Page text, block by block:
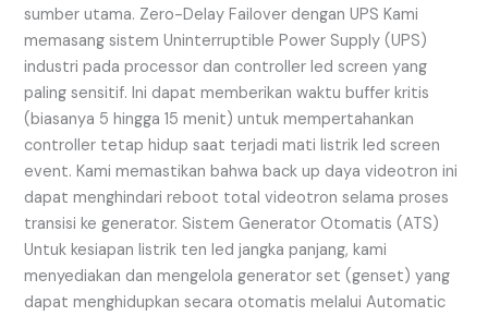
sumber utama. Zero-Delay Failover dengan UPS Kami
memasang sistem Uninterruptible Power Supply (UPS)
industri pada processor dan controller led screen yang
paling sensitif. Ini dapat memberikan waktu buffer kritis
(biasanya 5 hingga 15 menit) untuk mempertahankan
controller tetap hidup saat terjadi mati listrik led screen
event. Kami memastikan bahwa back up daya videotron ini
dapat menghindari reboot total videotron selama proses
transisi ke generator. Sistem Generator Otomatis (ATS)
Untuk kesiapan listrik ten led jangka panjang, kami
menyediakan dan mengelola generator set (genset) yang
dapat menghidupkan secara otomatis melalui Automatic